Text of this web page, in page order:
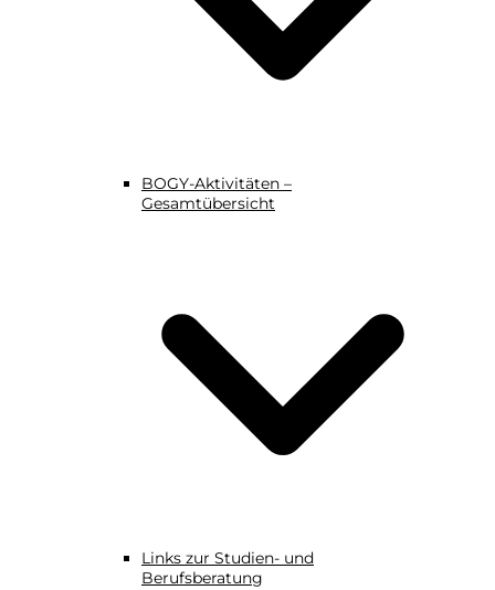
BOGY-Aktivitäten –
Gesamtübersicht
Links zur Studien- und
Berufsberatung